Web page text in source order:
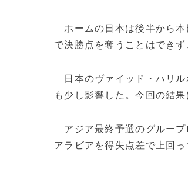
ホームの日本は後半から本
で決勝点を奪うことはでき
日本のヴァイッド・ハリル
も少し影響した。今回の結
アジア最終予選のグループ
アラビアを得失点差で上回